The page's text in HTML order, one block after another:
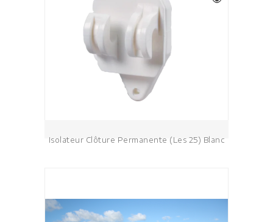
Isolateur Clôture Permanente (les 25) Blanc